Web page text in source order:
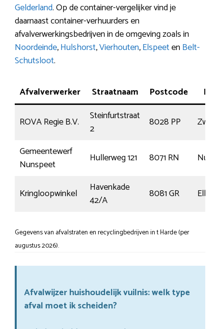
Gelderland. Op de container-vergelijker vind je
daarnaast container-verhuurders en
afvalverwerkingsbedrijven in de omgeving zoals in
Noordeinde,Hulshorst,Vierhouten,ElspeetenBelt-
Schutsloot.
Afvalverwerker Straatnaam Postcode
ROVA Regie B.V.
Steinfurtstraat
2
8028 PP
Gemeentewerf
Nunspeet
Hullerweg 121 8071 RN
Kringloopwinkel
Havenkade
42/A
8081 GR Elburg
Gegevens van afvalstraten en recyclingbedrijven in t Harde (per
augustus 2026).
Afvalwijzer huishoudelijk vuilnis: welk type
afval moet ik scheiden?